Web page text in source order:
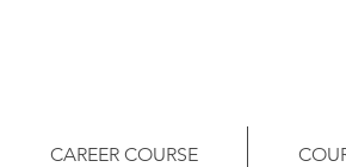
CAREER COURSE